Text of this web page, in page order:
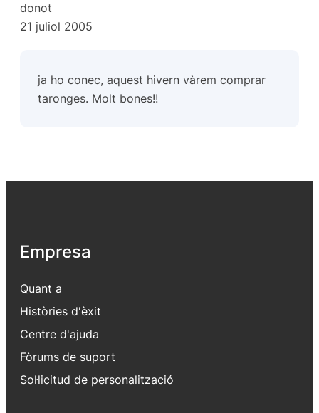
donot
21 juliol 2005
ja ho conec, aquest hivern vàrem comprar
taronges. Molt bones!!
Empresa
Quant a
Històries d'èxit
Centre d'ajuda
Fòrums de suport
Sol·licitud de personalització